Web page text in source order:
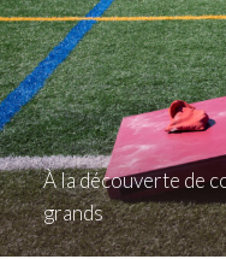
À la découverte de
grands